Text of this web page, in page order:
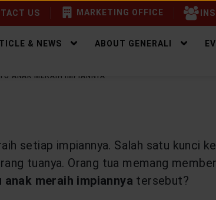
US MARKETING OFFICE
& NEWS ABOUT GENERALI
ANAK MERAIH IMPIANNYA
setiap impiannya. Salah satu kunci
tuanya. Orang tua memang
anak meraih impiannya tersebut?